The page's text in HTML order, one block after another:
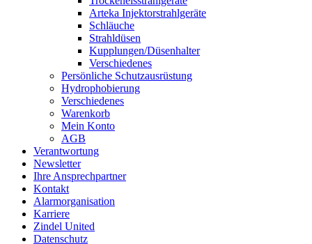
Arteka Injektorstrahlgeräte
Schläuche
Strahldüsen
Kupplungen/Düsenhalter
Verschiedenes
Persönliche Schutzausrüstung
Hydrophobierung
Verschiedenes
Warenkorb
Mein Konto
AGB
Verantwortung
Newsletter
Ihre Ansprechpartner
Kontakt
Alarmorganisation
Karriere
Zindel United
Datenschutz